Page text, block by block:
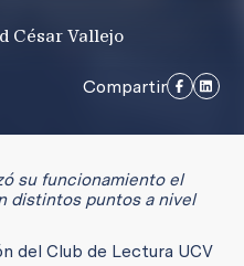
César Vallejo
Compartir
su funcionamiento el
distintos puntos a nivel
del Club de Lectura UCV